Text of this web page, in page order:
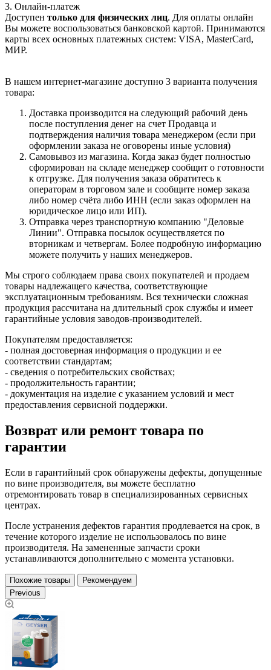
3. Онлайн-платеж
Доступен только для физических лиц. Для оплаты онлайн
Вы можете воспользоваться банковской картой. Принимаются
карты всех основных платежных систем: VISA, MasterCard,
МИР.
В нашем интернет-магазине доступно 3 варианта получения
товара:
Доставка производится на следующий рабочий день
после поступления денег на счет Продавца и
подтверждения наличия товара менеджером (если при
оформлении заказа не оговорены иные условия)
Самовывоз из магазина. Когда заказ будет полностью
сформирован на складе менеджер сообщит о готовности
к отгрузке. Для получения заказа обратитесь к
операторам в торговом зале и сообщите номер заказа
либо номер счёта либо ИНН (если заказ оформлен на
юридическое лицо или ИП).
Отправка через транспортную компанию "Деловые
Линии". Отправка посылок осуществляется по
вторникам и четвергам. Более подробную информацию
можете получить у наших менеджеров.
Мы строго соблюдаем права своих покупателей и продаем
товары надлежащего качества, соответствующие
эксплуатационным требованиям. Вся технически сложная
продукция рассчитана на длительный срок службы и имеет
гарантийные условия заводов-производителей.
Покупателям предоставляется:
- полная достоверная информация о продукции и ее
соответствии стандартам;
- сведения о потребительских свойствах;
- продолжительность гарантии;
- документация на изделие с указанием условий и мест
предоставления сервисной поддержки.
Возврат или ремонт товара по
гарантии
Если в гарантийный срок обнаружены дефекты, допущенные
по вине производителя, вы можете бесплатно
отремонтировать товар в специализированных сервисных
центрах.
После устранения дефектов гарантия продлевается на срок, в
течение которого изделие не использовалось по вине
производителя. На замененные запчасти сроки
устанавливаются дополнительно с момента установки.
Похожие товары
Рекомендуем
Previous